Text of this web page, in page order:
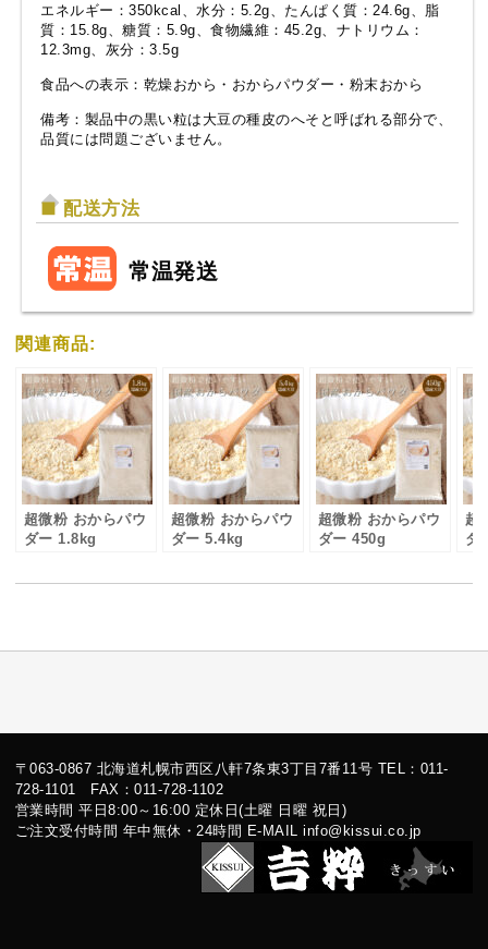
エネルギー：350kcal、水分：5.2g、たんぱく質：24.6g、脂
質：15.8g、糖質：5.9g、食物繊維：45.2g、ナトリウム：
12.3mg、灰分：3.5g
食品への表示：乾燥おから・おからパウダー・粉末おから
備考：製品中の黒い粒は大豆の種皮のへそと呼ばれる部分で、
品質には問題ございません。
配送方法
常温発送
関連商品:
超微粉 おからパウ
ダー 1.8kg
超微粉 おからパウ
ダー 5.4kg
超微粉 おからパウ
ダー 450g
超
ダ
〒063-0867 北海道札幌市西区八軒7条東3丁目7番11号 TEL：011-
728-1101 FAX：011-728-1102
営業時間 平日8:00～16:00 定休日(土曜 日曜 祝日)
ご注文受付時間 年中無休・24時間 E-MAIL info@kissui.co.jp